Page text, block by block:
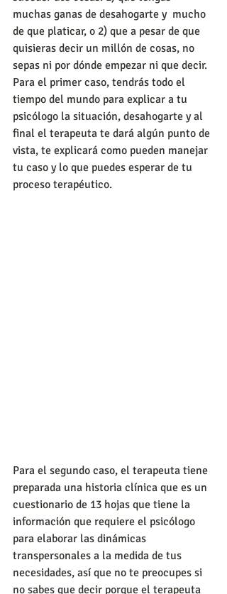
muchas ganas de desahogarte y  mucho
de que platicar, o 2) que a pesar de que
quisieras decir un millón de cosas, no
sepas ni por dónde empezar ni que decir.
Para el primer caso, tendrás todo el
tiempo del mundo para explicar a tu
psicólogo la situación, desahogarte y al
final el terapeuta te dará algún punto de
vista, te explicará como pueden manejar
tu caso y lo que puedes esperar de tu
proceso terapéutico.
Para el segundo caso, el terapeuta tiene
preparada una historia clínica que es un
cuestionario de 13 hojas que tiene la
información que requiere el psicólogo
para elaborar las dinámicas
transpersonales a la medida de tus
necesidades, así que no te preocupes si
no sabes que decir porque el terapeuta